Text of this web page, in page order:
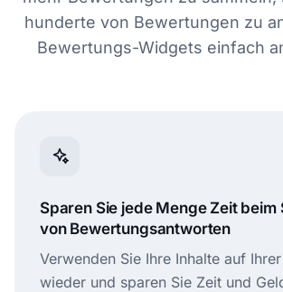
hunderte von Bewertungen zu
Bewertungs-Widgets einfach
Sparen Sie jede Menge Zeit beim
von Bewertungsantworten
Verwenden Sie Ihre Inhalte auf
wieder und sparen Sie Zeit und